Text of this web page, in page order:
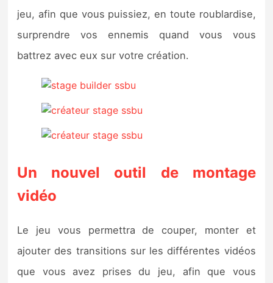
jeu, afin que vous puissiez, en toute roublardise,
surprendre vos ennemis quand vous vous
battrez avec eux sur votre création.
Un nouvel outil de montage
vidéo
Le jeu vous permettra de couper, monter et
ajouter des transitions sur les différentes vidéos
que vous avez prises du jeu, afin que vous